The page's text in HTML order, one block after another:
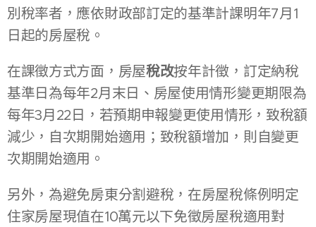
別稅率者，應依財政部訂定的基準計課明年7月1
日起的房屋稅。
在課徵方式方面，房屋稅改按年計徵，訂定納稅
基準日為每年2月末日、房屋使用情形變更期限為
每年3月22日，若預期申報變更使用情形，致稅額
減少，自次期開始適用；致稅額增加，則自變更
次期開始適用。
另外，為避免房東分割避稅，在房屋稅條例明定
住家房屋現值在10萬元以下免徵房屋稅適用對